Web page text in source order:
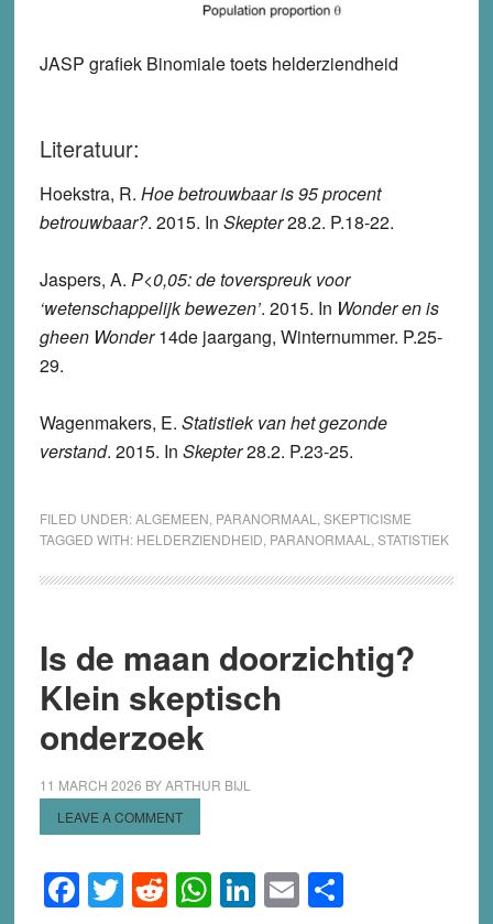
JASP grafiek Binomiale toets helderziendheid
Literatuur:
Hoekstra, R. Hoe betrouwbaar is 95 procent
betrouwbaar?. 2015. In Skepter28.2. P.18-22.
Jaspers, A. P<0,05: de toverspreuk voor
‘wetenschappelijk bewezen’. 2015. In Wonder en is
gheen Wonder14de jaargang, Winternummer. P.25-
29.
Wagenmakers, E. Statistiek van het gezonde
verstand. 2015. In Skepter28.2. P.23-25.
FILED UNDER:ALGEMEEN PARANORMAAL
SKEPTICISME
TAGGED WITH: HELDERZIENDHEID PARANORMAAL STATISTIEK
Is de maan doorzichtig?
Klein skeptisch
onderzoek
11 MARCH 2026 BYARTHUR BIJL
LEAVE A COMMENT
Facebook
Twitter
Reddit
WhatsApp
LinkedIn
EmailShare